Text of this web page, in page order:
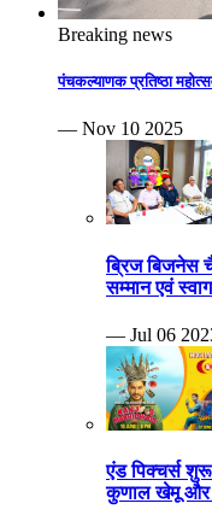
Breaking news
पंचकल्याणक प्रतिष्ठा
— Nov 10 2025
ब्रिज बिजनेस
सम्मान एवं
— Jul 06
एंड पिक्चर्स
कुणाल खेमू और